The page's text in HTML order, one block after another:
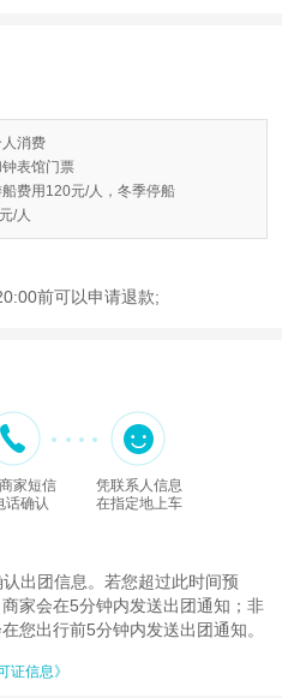
消费
表馆门票
费用120元/人，冬季停船
/人
前可以申请退款;
家短信
话确认
凭联系人信息
在指定地上车
出团信息。若您超过此时间预
家会在5分钟内发送出团通知；非
您出行前5分钟内发送出团通知。
证信息》